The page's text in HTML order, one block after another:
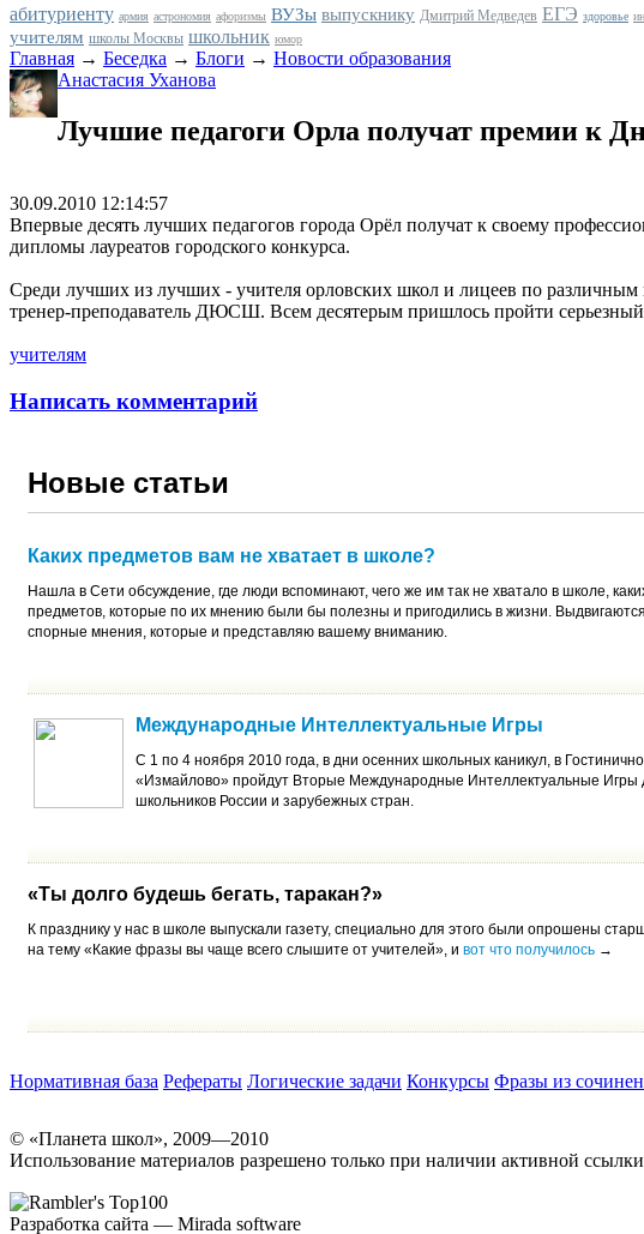
абитуриенту армия астрономия афоризмы ВУЗы выпускнику Дмитрий Медведев ЕГЭ здоровье
учителям школы Москвы школьник юмор
Главная → Беседка → Блоги → Новости образования
Анастасия Уханова
Лучшие педагоги Орла получат премии к
30.09.2010 12:14:57
Впервые десять лучших педагогов города Орёл получат к своему
дипломы лауреатов городского конкурса.
Среди лучших из лучших - учителя орловских школ и лицеев по различным
тренер-преподаватель ДЮСШ. Всем десятерым пришлось пройти
учителям
Написать комментарий
Новые статьи
Каких предметов вам не хватает в школе?
Нашла в Сети обсуждение, где люди вспоминают, чего же им так не хватало в школе,
предметов, которые по их мнению были бы полезны и пригодились в жизни.
спорные мнения, которые и представляю вашему вниманию.
Международные Интеллектуальные Игры
С 1 по 4 ноября 2010 года, в дни осенних школьных каникул, в
«Измайлово» пройдут Вторые Международные Интеллектуальные Игры
школьников России и зарубежных стран.
«Ты долго будешь бегать, таракан?»
К празднику у нас в школе выпускали газету, специально для этого были опрошены
на тему «Какие фразы вы чаще всего слышите от учителей», и вот что получилось →
Нормативная база Рефераты Логические задачи Конкурсы Фразы из
© «Планета школ», 2009—2010
Использование материалов разрешено только при наличии активной
Разработка сайта — Mirada software